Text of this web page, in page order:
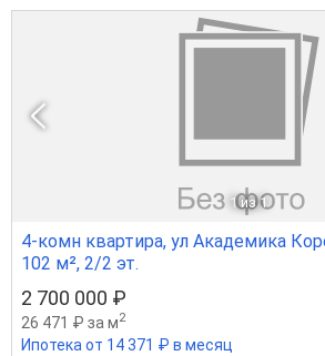
1 из 1
4-комн квартира, ул Академика
102 м², 2/2 эт.
2 700 000 ₽
26 471 ₽ за м2
Ипотека от 14 371 ₽ в месяц